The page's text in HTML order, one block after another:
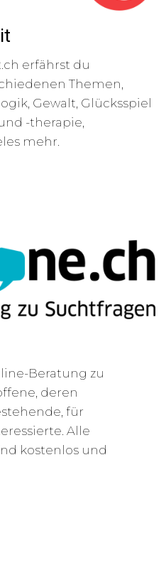
erfährst du
Themen,
Gewalt, Glücksspiel
-therapie,
mehr.
Beratung zu
deren
für
Alle
kostenlos und